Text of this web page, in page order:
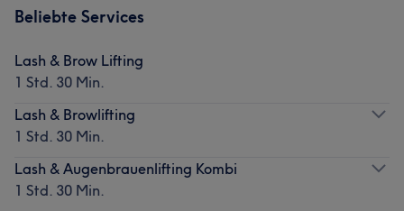
Beliebte Services
Lash & Brow Lifting
1 Std. 30 Min.
Lash & Browlifting
1 Std. 30 Min.
Lash & Augenbrauenlifting Kombi
1 Std. 30 Min.